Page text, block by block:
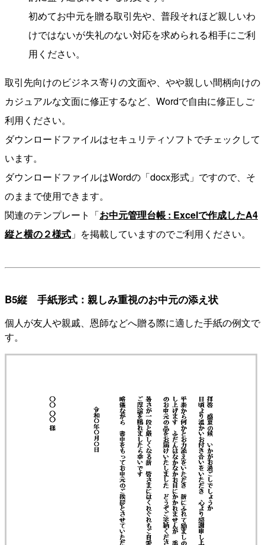
初めてお中元を贈る取引先や、普段それほど親しいわ
けではないが失礼のない対応を求められる相手にご利
用ください。
取引先向けのビジネス寄りの文面や、やや親しい間柄向けの
カジュアルな文面に修正するなど、Wordで自由に修正しご
利用ください。
ダウンロードファイルはセキュリティソフトでチェックして
います。
ダウンロードファイルはWordの「docx形式」ですので、そ
のままで使用できます。
関連のテンプレート「お中元管理台帳 : Excelで作成したA4
縦と横の２様式 」を掲載していますのでご利用ください。
B5縦 手紙形式：親しみ重視のお中元の添え状
個人が友人や親戚、恩師などへ贈る際に適した手紙の例文で
す。